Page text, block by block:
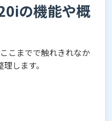
の機能や概
こまでで触れきれなか
します。